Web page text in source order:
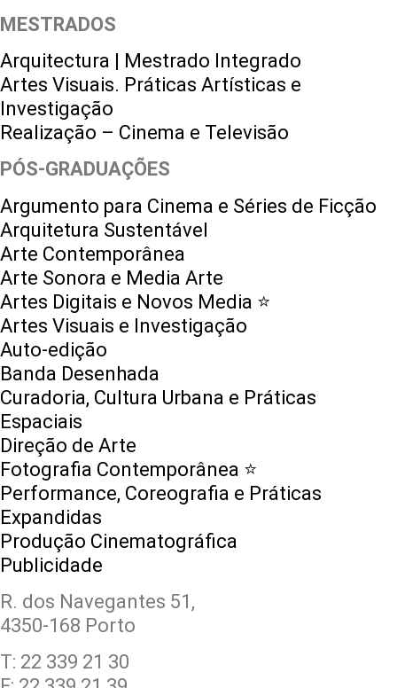
MESTRADOS
Arquitectura | Mestrado Integrado
Artes Visuais. Práticas Artísticas e
Investigação
Realização – Cinema e Televisão
PÓS-GRADUAÇÕES
Argumento para Cinema e Séries de Ficção
Arquitetura Sustentável
Arte Contemporânea
Arte Sonora e Media Arte
Artes Digitais e Novos Media ⭐️
Artes Visuais e Investigação
Auto-edição
Banda Desenhada
Curadoria, Cultura Urbana e Práticas
Espaciais
Direção de Arte
Fotografia Contemporânea ⭐️
Performance, Coreografia e Práticas
Expandidas
Produção Cinematográfica
Publicidade
R. dos Navegantes 51,
4350-168 Porto
T: 22 339 21 30